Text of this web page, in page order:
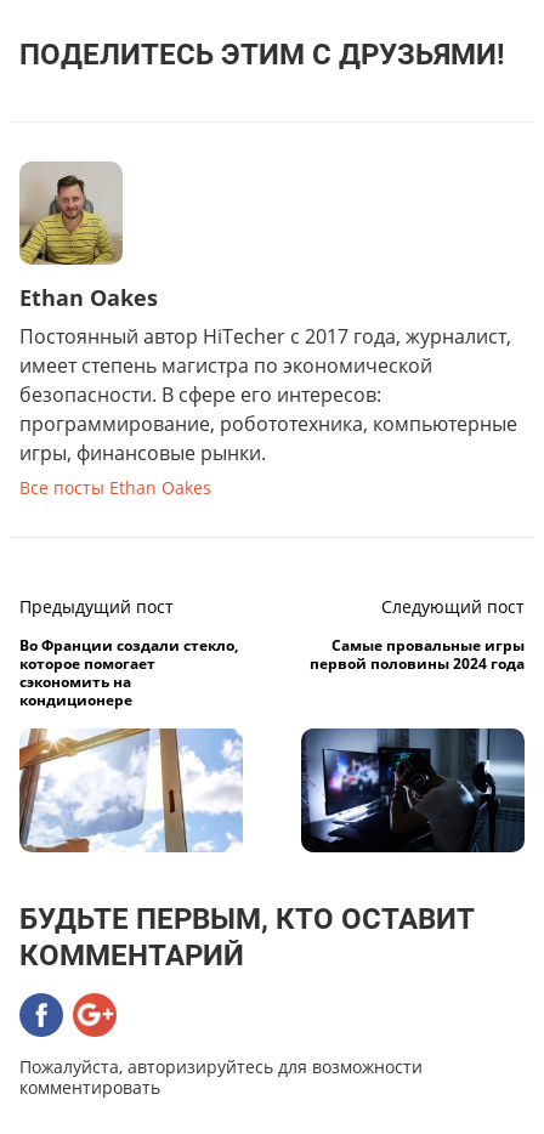
ПОДЕЛИТЕСЬ ЭТИМ С ДРУЗЬЯМИ!
Ethan Oakes
Постоянный автор HiTecher с 2017 года, журналист,
имеет степень магистра по экономической
безопасности. В сфере его интересов:
программирование, робототехника, компьютерные
игры, финансовые рынки.
Все посты Ethan Oakes
Предыдущий пост
Во Франции создали стекло,
которое помогает
сэкономить на
кондиционере
Следующий пост
Самые провальные игры
первой половины 2024 года
БУДЬТЕ ПЕРВЫМ, КТО ОСТАВИТ
КОММЕНТАРИЙ
Пожалуйста, авторизируйтесь для возможности
комментировать